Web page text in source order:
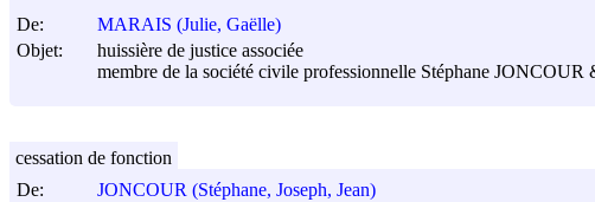
De:
MARAIS (Julie, Gaëlle)
Objet:
huissière de justice associée
membre de la société civile professionnelle Stéphane
De:
JONCOUR (Stéphane, Joseph, Jean)
cessation de fonction